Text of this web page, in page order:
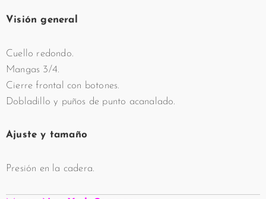
Visión general
Cuello redondo.
Mangas 3/4.
Cierre frontal con botones.
Dobladillo y puños de punto acanalado.
Ajuste y tamaño
Presión en la cadera.